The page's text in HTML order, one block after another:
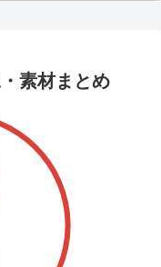
素材まとめ